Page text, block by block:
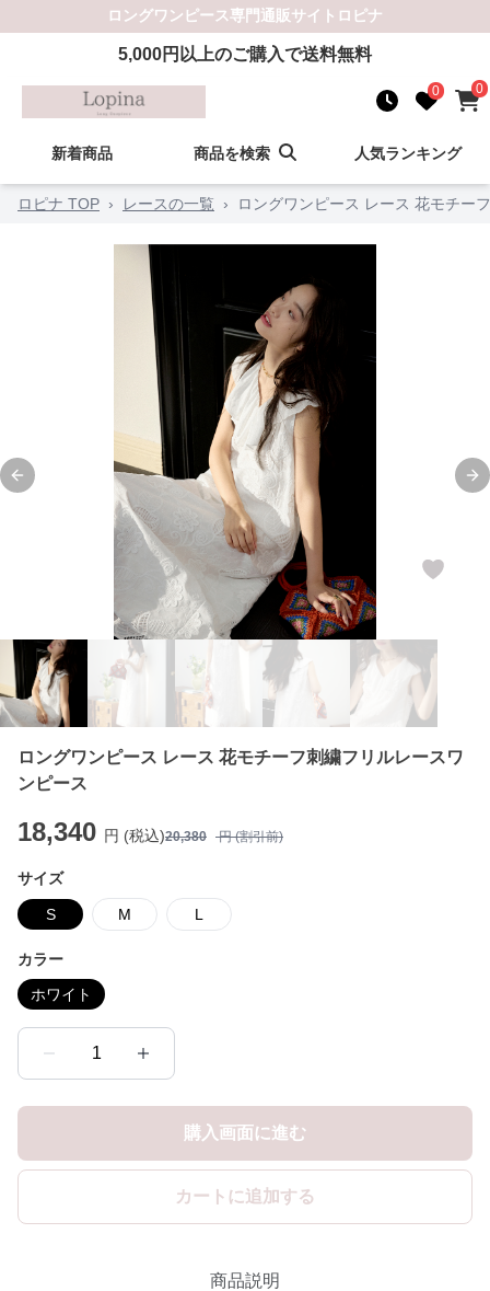
ロングワンピース専門通販サイト ロピナ
5,000円以上のご購入で送料無料
0 0
新着商品 商品を検索 人気ランキング
ロピナ TOP › レースの一覧 › ロングワンピース レース 花モチー
Previous slide
ロングワンピース レース 花モチーフ刺繍フリルレースワ
ンピース
18,340 円 (税込)20,380 円 (割引前)
サイズ
S M L
カラー
ホワイト
1
購入画面に進む
カートに追加する
商品説明